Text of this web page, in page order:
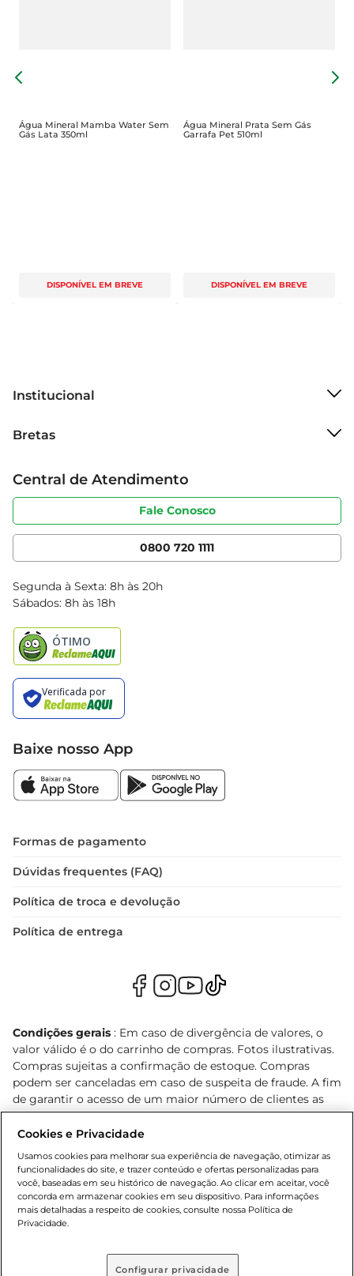
Água Mineral Mamba Water Sem
Gás Lata 350ml
DISPONÍVEL EM BREVE
Água Mineral Prata Sem Gás
Garrafa Pet 510ml
DISPONÍVEL EM BREVE
Institucional
Grupo Cencosud
Sobre privacidade
Portal do fornecedor
Cencosud Media
Bretas
Produtos Bretas
Código de ética
Serviços
Clube Bretas
Blog Bretas
Black Friday
Central de Atendimento
Fale Conosco
0800 720 1111
Segunda à Sexta: 8h às 20h
Sábados: 8h às 18h
Baixe nosso App
Formas de pagamento
Dúvidas frequentes (FAQ)
Política de troca e devolução
Política de entrega
Condições gerais : Em caso de divergência de valores, o
valor válido é o do carrinho de compras. Fotos ilustrativas.
Compras sujeitas a confirmação de estoque. Compras
podem ser canceladas em caso de suspeita de fraude. A fim
de garantir o acesso de um maior número de clientes as
nossas promoções, a compra de produtos com preços
promocionais poderá ter sua quantidade limitada por
cliente. Os preços, ofertas e condições são exclusivos para
o e-commerce e válidos durante o dia de hoje, podendo
sofrer alterações sem prévia notificação. Proibida a venda
de bebidas alcoólicas para menores de 18 anos, conforme
Lei n.º 8069/90, art. 81, inciso II (Estatuto da Criança e do
prévio. O valor mínimo para as compras on-line é de R$
Cookies e Privacidade
Usamos cookies para melhorar sua experiência de navegação, otimizar as
funcionalidades do site, e trazer conteúdo e ofertas personalizadas para
você, baseadas em seu histórico de navegação. Ao clicar em aceitar, você
concorda em armazenar cookies em seu dispositivo. Para informações
mais detalhadas a respeito de cookies, consulte nossa Política de
Privacidade.
Configurar privacidade